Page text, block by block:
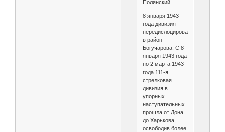
Полянский.
8 января 1943
года дивизия
передислоцировалась
в район
Богучарова. С 8
января 1943 года
по 2 марта 1943
года 111-я
стрелковая
дивизия в
упорных
наступательных
прошла от Дона
до Харькова,
освободив более